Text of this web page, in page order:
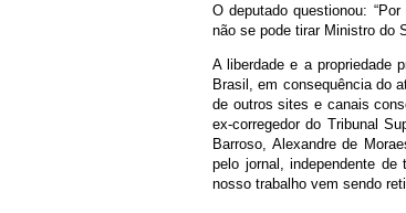
O deputado questionou:
não se pode tirar Ministro do
A liberdade e a propriedade
Brasil, em consequência do
de outros sites e canais
ex-corregedor do Tribunal
Barroso, Alexandre de
pelo jornal, independente
nosso trabalho vem sendo